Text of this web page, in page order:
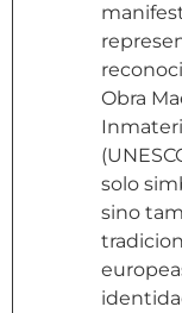
Obra
solo
sino